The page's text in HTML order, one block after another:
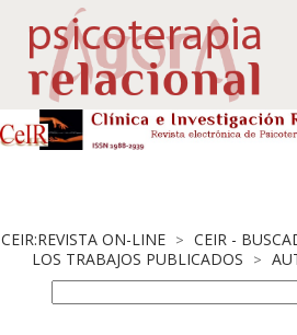
CEIR:REVISTA ON-LINE > CEIR -
LOS TRABAJOS PUBLICADOS >